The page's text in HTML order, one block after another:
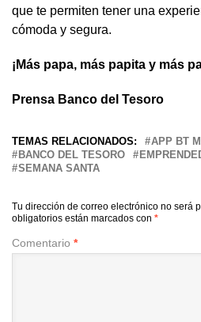
que te permiten tener una
cómoda y segura.
¡Más papa, más papita y más
Prensa Banco del Tesoro
TEMAS RELACIONADOS:
APP BT
BANCO DEL TESORO
SEMANA SANTA
Tu dirección de correo electrónico no será
obligatorios están marcados con *
Comentario *